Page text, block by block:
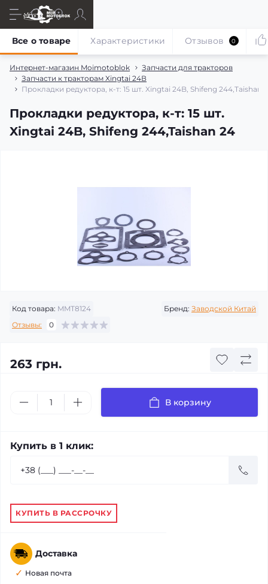
Интернет-магазин Moimotoblok
Запчасти для тракторов
Запчасти к тракторам Xingtai 24В
Прокладки редуктора, к-т: 15 шт. Xingtai 24B, Shifeng 244,Taishan
Прокладки редуктора, к-т: 15 шт.
Xingtai 24B, Shifeng 244,Taishan 24
Все о товаре Характеристики Отзывов 0
Код товара: MMT8124 Бренд: Заводской Китай
Отзывы:
0
263 грн.
В корзину
Купить в 1 клик:
КУПИТЬ В РАССРОЧКУ
Доставка
Новая почта